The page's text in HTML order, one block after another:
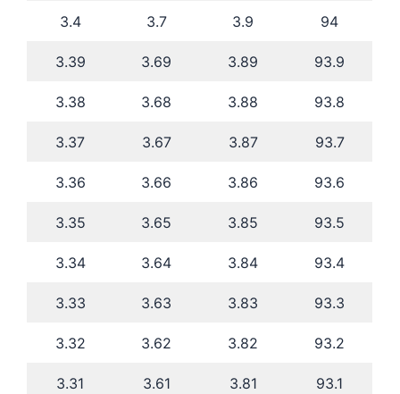
3.4 3.7 3.9 94
3.39 3.69 3.89 93.9
3.38 3.68 3.88 93.8
3.37 3.67 3.87 93.7
3.36 3.66 3.86 93.6
3.35 3.65 3.85 93.5
3.34 3.64 3.84 93.4
3.33 3.63 3.83 93.3
3.32 3.62 3.82 93.2
3.31 3.61 3.81 93.1